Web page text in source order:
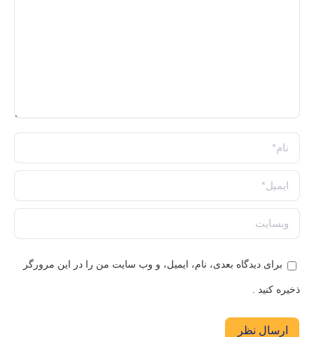
نام *
ایمیل *
وبسایت
برای دیدگاه بعدی، نام، ایمیل، و وب سایت من را در این مرورگر
ذخیره کنید .
ارسال نظر